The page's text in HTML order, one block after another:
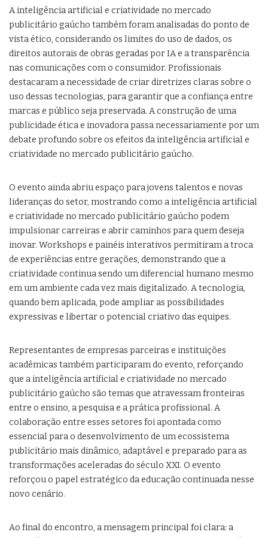
A inteligência artificial e criatividade no mercado
publicitário gaúcho também foram analisadas do ponto de
vista ético, considerando os limites do uso de dados, os
direitos autorais de obras geradas por IA e a transparência
nas comunicações com o consumidor. Profissionais
destacaram a necessidade de criar diretrizes claras sobre o
uso dessas tecnologias, para garantir que a confiança entre
marcas e público seja preservada. A construção de uma
publicidade ética e inovadora passa necessariamente por um
debate profundo sobre os efeitos da inteligência artificial e
criatividade no mercado publicitário gaúcho.
O evento ainda abriu espaço para jovens talentos e novas
lideranças do setor, mostrando como a inteligência artificial
e criatividade no mercado publicitário gaúcho podem
impulsionar carreiras e abrir caminhos para quem deseja
inovar. Workshops e painéis interativos permitiram a troca
de experiências entre gerações, demonstrando que a
criatividade continua sendo um diferencial humano mesmo
em um ambiente cada vez mais digitalizado. A tecnologia,
quando bem aplicada, pode ampliar as possibilidades
expressivas e libertar o potencial criativo das equipes.
Representantes de empresas parceiras e instituições
acadêmicas também participaram do evento, reforçando
que a inteligência artificial e criatividade no mercado
publicitário gaúcho são temas que atravessam fronteiras
entre o ensino, a pesquisa e a prática profissional. A
colaboração entre esses setores foi apontada como
essencial para o desenvolvimento de um ecossistema
publicitário mais dinâmico, adaptável e preparado para as
transformações aceleradas do século XXI. O evento
reforçou o papel estratégico da educação continuada nesse
novo cenário.
Ao final do encontro, a mensagem principal foi clara: a